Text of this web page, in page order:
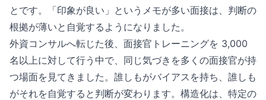
とです。「印象が良い」というメモが多い面接は、判断の
根拠が薄いと自覚するようになりました。
外資コンサルへ転じた後、面接官トレーニングを 3,000
名以上に対して行う中で、同じ気づきを多くの面接官が持
つ場面を見てきました。誰しもがバイアスを持ち、誰しも
がそれを自覚すると判断が変わります。構造化は、特定の